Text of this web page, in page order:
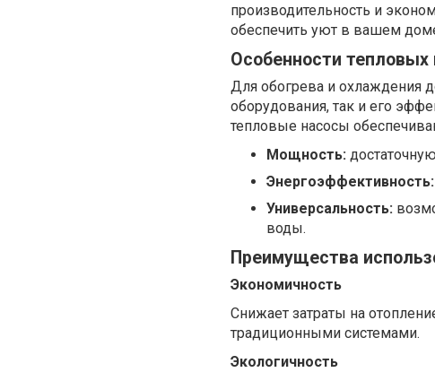
производительность и
обеспечить уют в вашем
Особенности
Для обогрева и охлаждения
оборудования, так и его
тепловые насосы
Мощность:
Энергоэффективность:
Универсальность:
воды.
Преимущества
Экономичность
Снижает затраты на
традиционными системами.
Экологичность